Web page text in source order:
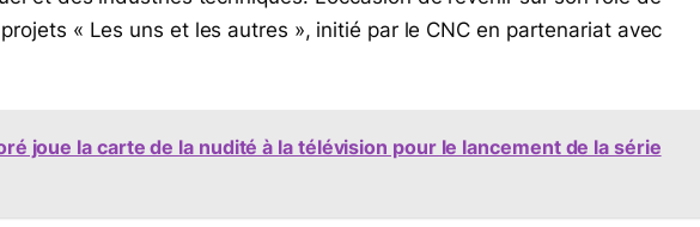
« Les uns et les autres », initié par le CNC en partenariat avec
joue la carte de la nudité à la télévision pour le lancement de la série